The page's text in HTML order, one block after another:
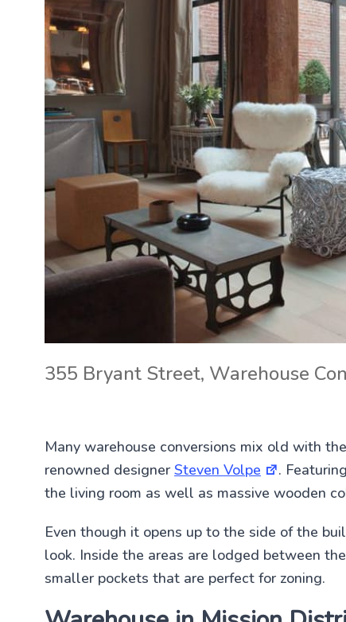
355 Bryant Street, Warehouse
Many warehouse conversions mix old with
renowned designer Steven Volpe
.
the living room as well as massive wooden
Even though it opens up to the side of the
look. Inside the areas are lodged between
smaller pockets that are perfect for zoning.